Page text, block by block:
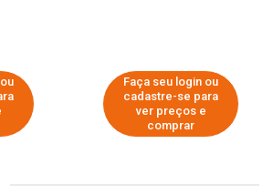
Faça seu login ou
cadastre-se para
ver preços e
comprar